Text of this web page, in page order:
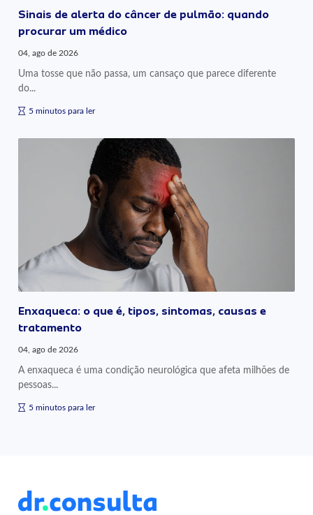
Sinais de alerta do câncer de pulmão: quando
procurar um médico
04, ago de 2026
Uma tosse que não passa, um cansaço que parece diferente
do...
5 minutos para ler
Enxaqueca: o que é, tipos, sintomas, causas e
tratamento
04, ago de 2026
A enxaqueca é uma condição neurológica que afeta milhões de
pessoas...
5 minutos para ler